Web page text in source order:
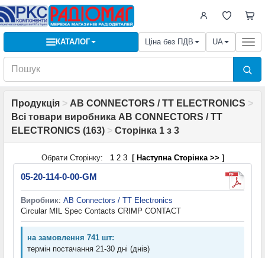
КАТАЛОГ Ціна без ПДВ UA
Продукція > AB CONNECTORS / TT ELECTRONICS >
Всі товари виробника AB CONNECTORS / TT
ELECTRONICS (163) > Сторінка 1 з 3
Обрати Сторінку: 1 2 3 [ Наступна Сторінка >> ]
05-20-114-0-00-GM
Виробник: AB Connectors / TT Electronics
Circular MIL Spec Contacts CRIMP CONTACT
на замовлення 741 шт:
термін постачання 21-30 дні (днів)